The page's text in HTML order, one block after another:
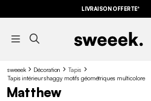
LIVRAISON OFFERTE*
sweeek Décoration
Tapis
Tapis intérieur shaggy motifs géométriques multicolore
Matthew